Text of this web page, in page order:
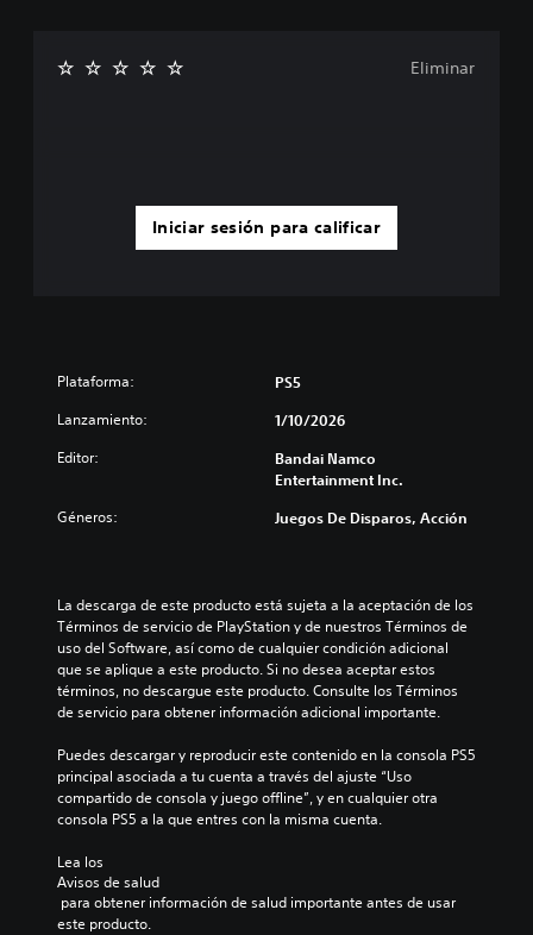
Iniciar sesión para calificar
Eliminar
Plataforma: PS5
Lanzamiento: 1/10/2026
Editor:
Bandai Namco
Entertainment Inc.
Géneros: Juegos De Disparos, Acción
La descarga de este producto está sujeta a la aceptación de los
Términos de servicio de PlayStation y de nuestros Términos de
uso del Software, así como de cualquier condición adicional
que se aplique a este producto. Si no desea aceptar estos
términos, no descargue este producto. Consulte los Términos
de servicio para obtener información adicional importante.
Puedes descargar y reproducir este contenido en la consola PS5
principal asociada a tu cuenta a través del ajuste “Uso
compartido de consola y juego offline”, y en cualquier otra
consola PS5 a la que entres con la misma cuenta.
Lea los
Avisos de salud
este producto.